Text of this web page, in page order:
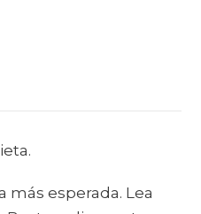
más esperada. Lea